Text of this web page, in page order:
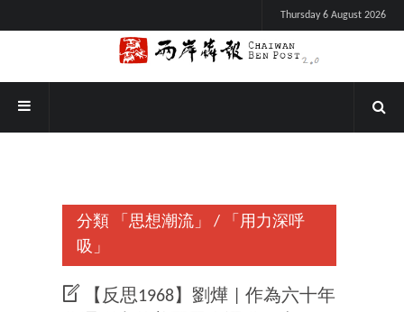
Thursday 6 August 2026
分類 「思想潮流」 /
「用力深呼
吸」
【反思1968】劉燁 | 作為六十年